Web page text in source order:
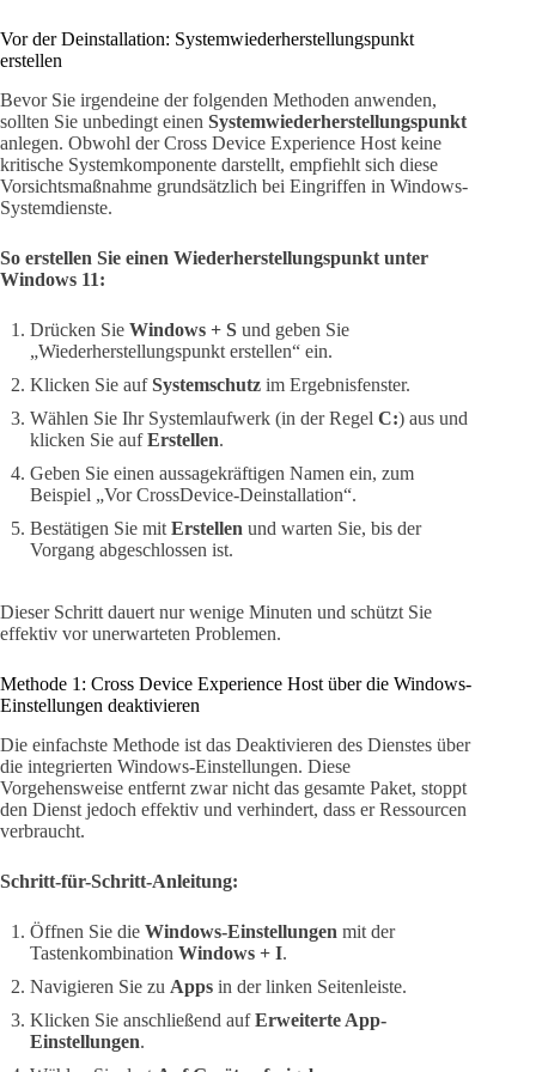
Vor der Deinstallation: Systemwiederherstellungspunkt
erstellen
Bevor Sie irgendeine der folgenden Methoden anwenden,
sollten Sie unbedingt einen Systemwiederherstellungspunkt
anlegen. Obwohl der Cross Device Experience Host keine
kritische Systemkomponente darstellt, empfiehlt sich diese
Vorsichtsmaßnahme grundsätzlich bei Eingriffen in Windows-
Systemdienste.
So erstellen Sie einen Wiederherstellungspunkt unter
Windows 11:
Drücken Sie Windows + S und geben Sie
„Wiederherstellungspunkt erstellen“ ein.
Klicken Sie aufSystemschutz im Ergebnisfenster.
Wählen Sie Ihr Systemlaufwerk (in der Regel C:) aus und
klicken Sie aufErstellen.
Geben Sie einen aussagekräftigen Namen ein, zum
Beispiel „Vor CrossDevice-Deinstallation“.
Bestätigen Sie mit Erstellen und warten Sie, bis der
Vorgang abgeschlossen ist.
Dieser Schritt dauert nur wenige Minuten und schützt Sie
effektiv vor unerwarteten Problemen.
Methode 1: Cross Device Experience Host über die Windows-
Einstellungen deaktivieren
Die einfachste Methode ist das Deaktivieren des Dienstes über
die integrierten Windows-Einstellungen. Diese
Vorgehensweise entfernt zwar nicht das gesamte Paket, stoppt
den Dienst jedoch effektiv und verhindert, dass er Ressourcen
verbraucht.
Schritt-für-Schritt-Anleitung:
Öffnen Sie die Windows-Einstellungen mit der
Tastenkombination Windows + I.
Navigieren Sie zu Apps in der linken Seitenleiste.
Klicken Sie anschließend aufErweiterte App-
Einstellungen.